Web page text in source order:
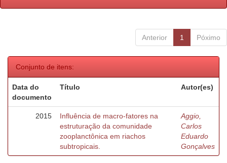
Anterior 1 Póximo
Conjunto de itens:
Data do
documento
Título Autor(es)
2015
Influência de macro-fatores na
estruturação da comunidade
zooplanctônica em riachos
subtropicais.
Aggio,
Carlos
Eduardo
Gonçalves